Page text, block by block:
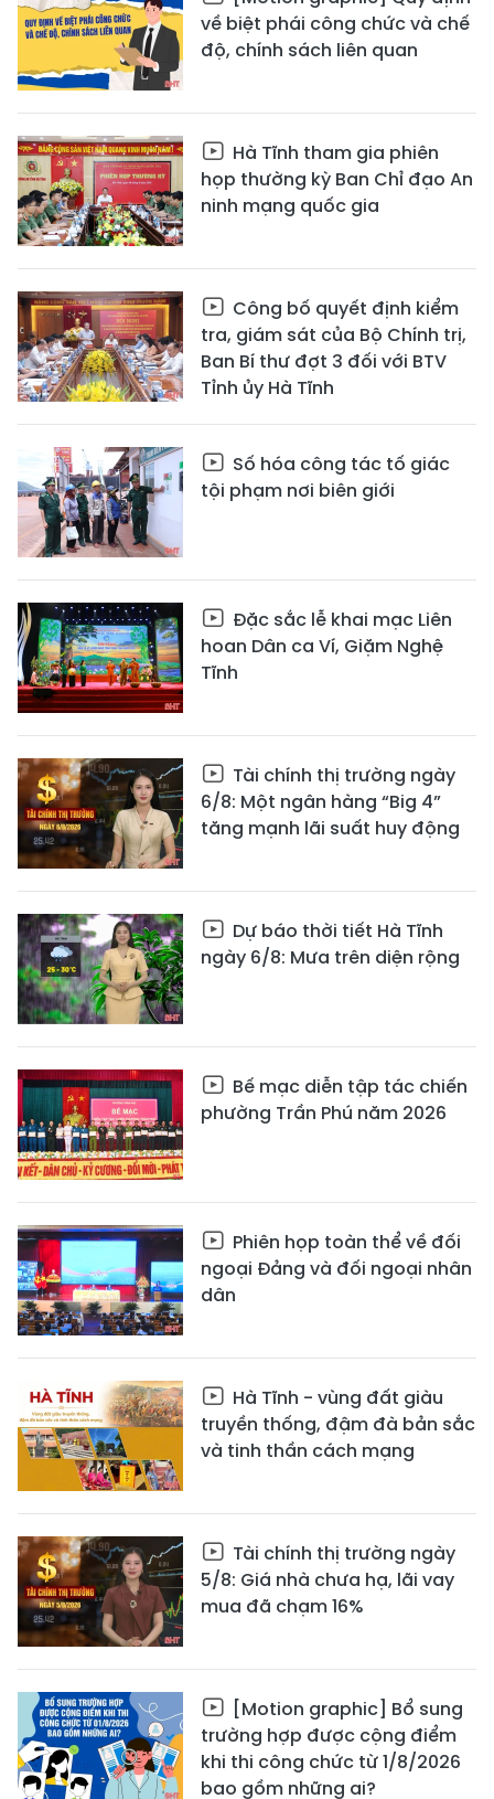
về biệt phái công chức và chế
độ, chính sách liên quan
Hà Tĩnh tham gia phiên
họp thường kỳ Ban Chỉ đạo An
ninh mạng quốc gia
Công bố quyết định kiểm
tra, giám sát của Bộ Chính trị,
Ban Bí thư đợt 3 đối với BTV
Tỉnh ủy Hà Tĩnh
Số hóa công tác tố giác
tội phạm nơi biên giới
Đặc sắc lễ khai mạc Liên
hoan Dân ca Ví, Giặm Nghệ
Tĩnh
Tài chính thị trường ngày
6/8: Một ngân hàng “Big 4”
tăng mạnh lãi suất huy động
Dự báo thời tiết Hà Tĩnh
ngày 6/8: Mưa trên diện rộng
Bế mạc diễn tập tác chiến
phường Trần Phú năm 2026
Phiên họp toàn thể về đối
ngoại Đảng và đối ngoại nhân
dân
Hà Tĩnh - vùng đất giàu
truyền thống, đậm đà bản sắc
và tinh thần cách mạng
Tài chính thị trường ngày
5/8: Giá nhà chưa hạ, lãi vay
mua đã chạm 16%
[Motion graphic] Bổ sung
trường hợp được cộng điểm
khi thi công chức từ 1/8/2026
bao gồm những ai?